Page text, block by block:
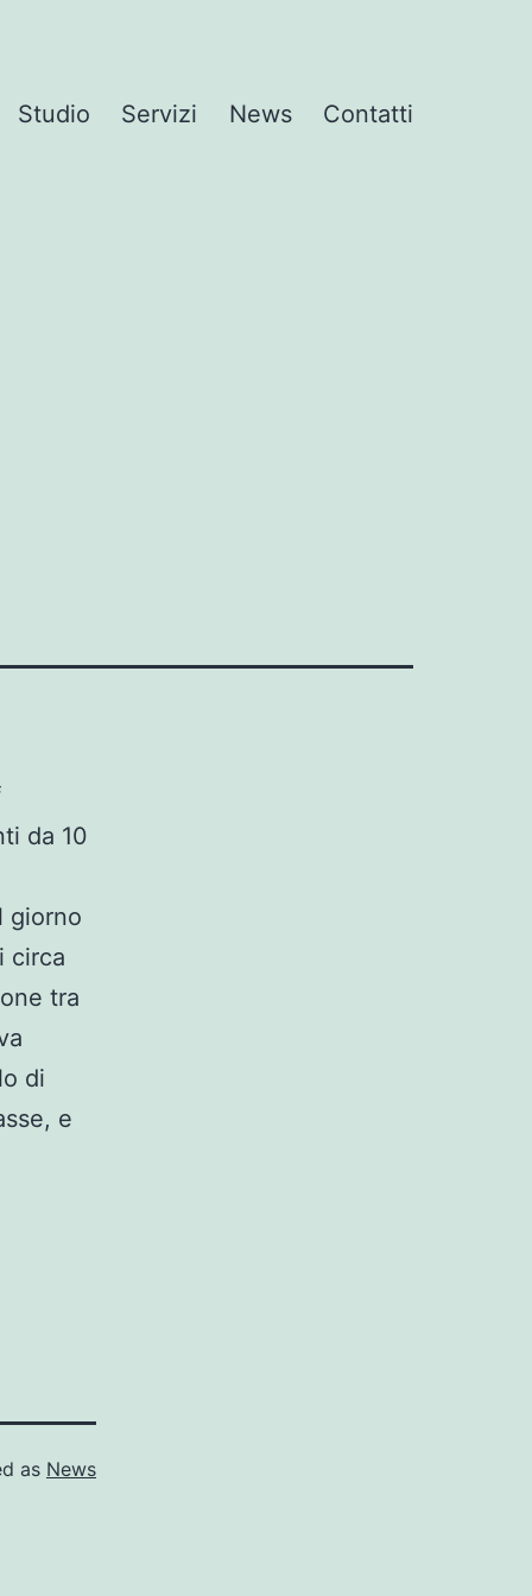
Studio Servizi News Contatti
da 10
giorno
circa
tra
di
e
as News